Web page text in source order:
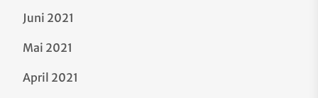
Juni 2021
Mai 2021
April 2021